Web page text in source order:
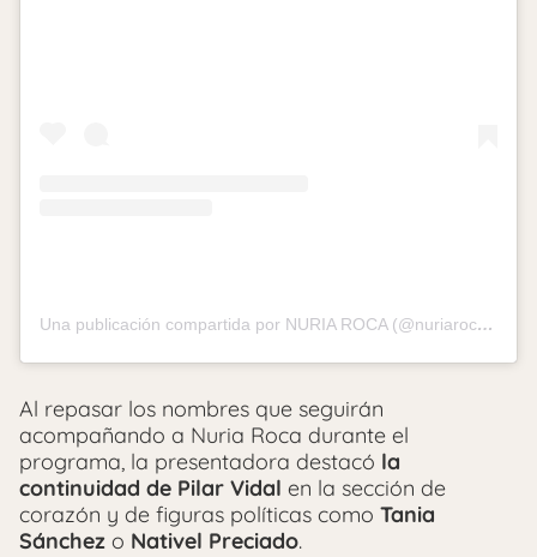
Una publicación compartida por NURIA ROCA (@nuriarocagranell)
Al repasar los nombres que seguirán
acompañando a Nuria Roca durante el
programa, la presentadora destacó la
continuidad de Pilar Vidal en la sección de
corazón y de figuras políticas como Tania
Sánchez o Nativel Preciado.